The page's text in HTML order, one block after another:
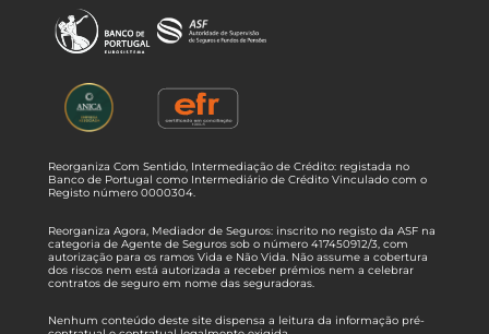
Reorganiza Com Sentido, Intermediação de Crédito: registada no
Banco de Portugal como Intermediário de Crédito Vinculado com o
Registo número 0000304.
Reorganiza Agora, Mediador de Seguros: inscrito no registo da ASF na
categoria de Agente de Seguros sob o número 417450912/3, com
autorização para os ramos Vida e Não Vida. Não assume a cobertura
dos riscos nem está autorizada a receber prémios nem a celebrar
contratos de seguro em nome das seguradoras.
Nenhum conteúdo deste site dispensa a leitura da informação pré-